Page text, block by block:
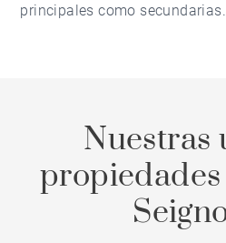
principales como secundarias.
Nuestras
propiedades